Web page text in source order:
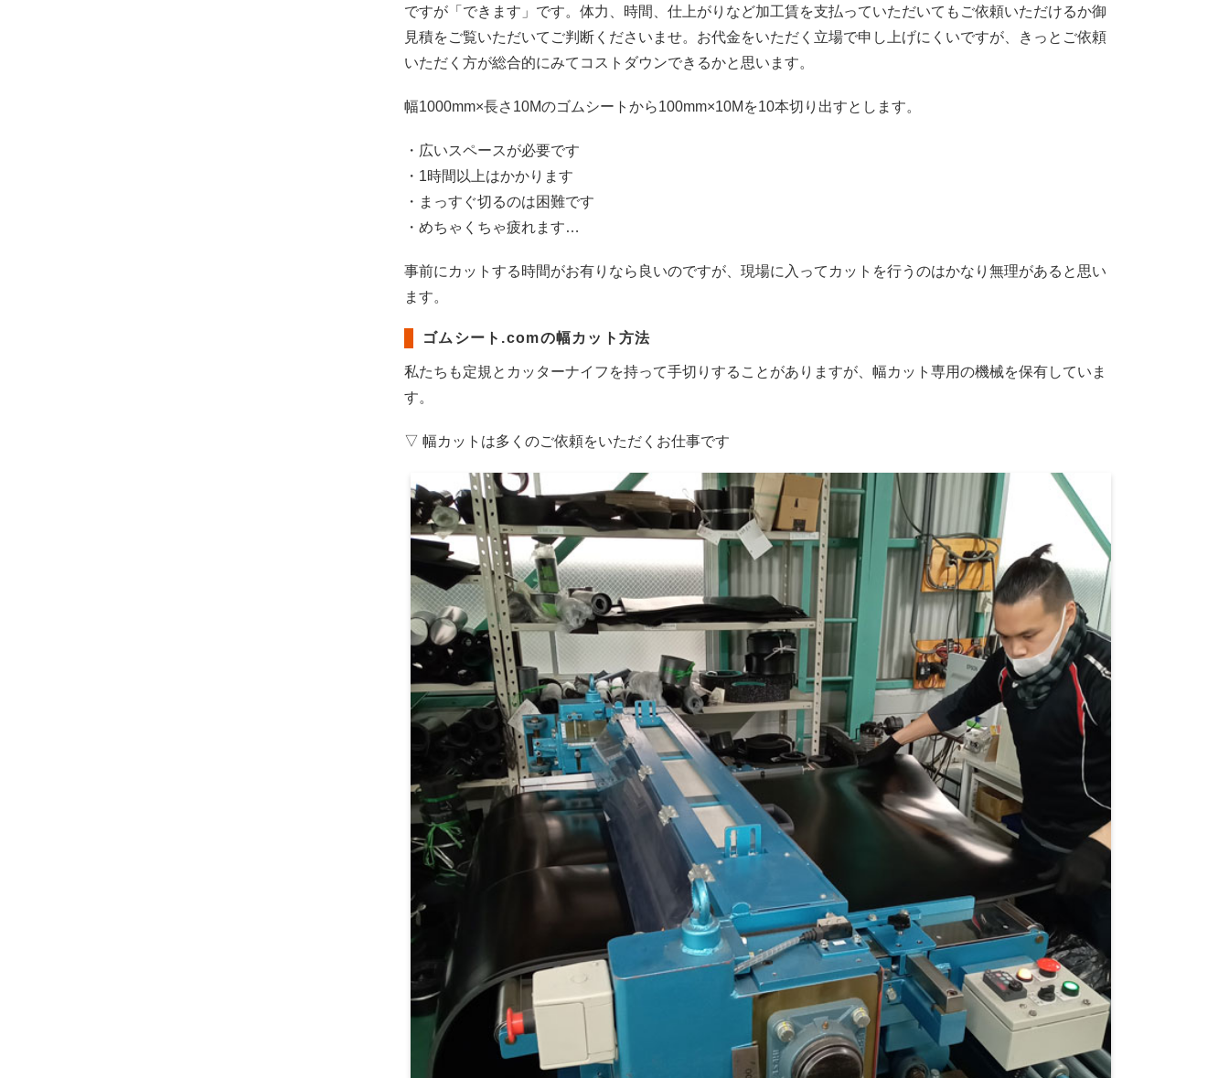
ですが「できます」です。体力、時間、仕上がりなど加工賃を支払っていただいてもご依頼いただけるか御
見積をご覧いただいてご判断くださいませ。お代金をいただく立場で申し上げにくいですが、きっとご依頼
いただく方が総合的にみてコストダウンできるかと思います。
幅1000mm×長さ10Mのゴムシートから100mm×10Mを10本切り出すとします。
・広いスペースが必要です
・1時間以上はかかります
・まっすぐ切るのは困難です
・めちゃくちゃ疲れます…
事前にカットする時間がお有りなら良いのですが、現場に入ってカットを行うのはかなり無理があると思い
ます。
ゴムシート.comの幅カット方法
私たちも定規とカッターナイフを持って手切りすることがありますが、幅カット専用の機械を保有していま
す。
▽ 幅カットは多くのご依頼をいただくお仕事です